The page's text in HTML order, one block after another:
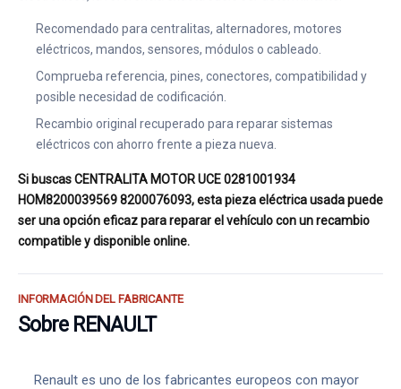
Recomendado para centralitas, alternadores, motores
eléctricos, mandos, sensores, módulos o cableado.
Comprueba referencia, pines, conectores, compatibilidad y
posible necesidad de codificación.
Recambio original recuperado para reparar sistemas
eléctricos con ahorro frente a pieza nueva.
Si buscas CENTRALITA MOTOR UCE 0281001934
HOM8200039569 8200076093, esta pieza eléctrica usada puede
ser una opción eficaz para reparar el vehículo con un recambio
compatible y disponible online.
INFORMACIÓN DEL FABRICANTE
Sobre RENAULT
Renault es uno de los fabricantes europeos con mayor